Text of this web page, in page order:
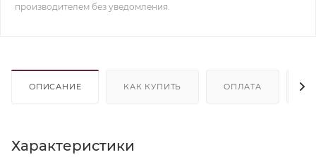
производителем без уведомления.
ОПИСАНИЕ КАК КУПИТЬ ОПЛАТА
Характеристики